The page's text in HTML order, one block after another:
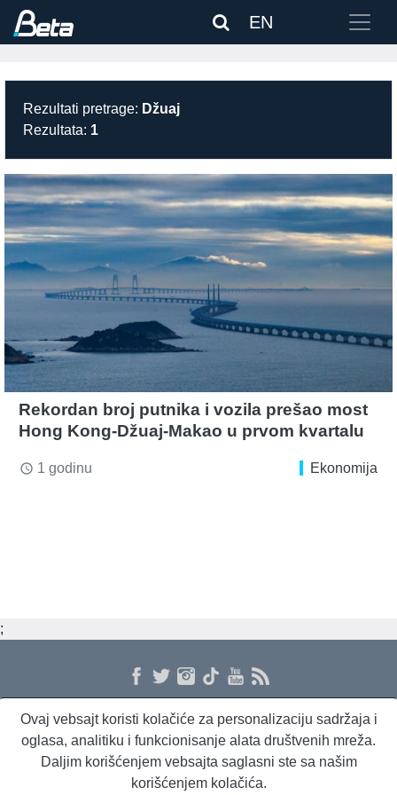
EN
Rezultati pretrage: Džuaj
Rezultata: 1
Rekordan broj putnika i vozila prešao most
Hong Kong-Džuaj-Makao u prvom kvartalu
access_time 1 godinu Ekonomija
;
O nama Proizvodi i usluge Politika privatnosti Kontakt RSS
Dnevni evropski servis
Ovaj vebsajt koristi kolačiće za personalizaciju sadržaja i
oglasa, analitiku i funkcionisanje alata društvenih mreža.
Daljim korišćenjem vebsajta saglasni ste sa našim
korišćenjem kolačića.